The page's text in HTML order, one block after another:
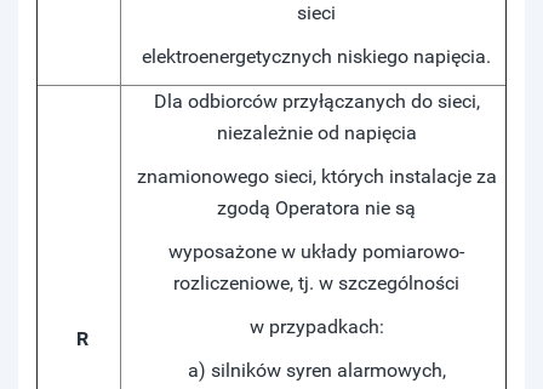
sieci
elektroenergetycznych niskiego napięcia.
R
Dla odbiorców przyłączanych do sieci,
niezależnie od napięcia
znamionowego sieci, których instalacje za
zgodą Operatora nie są
wyposażone w układy pomiarowo-
rozliczeniowe, tj. w szczególności
w przypadkach:
a) silników syren alarmowych,